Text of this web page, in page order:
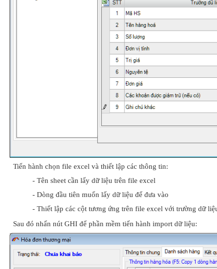
Tiến hành chọn file excel và thiết lập các thông tin:
- Tên sheet cần lấy dữ liệu trên file excel
- Dòng đầu tiên muốn lấy dữ liệu để đưa vào
- Thiết lập các cột tương ứng trên file excel với trường dữ
Sau đó nhấn nút GHI để phần mềm tiến hành import dữ liệu: